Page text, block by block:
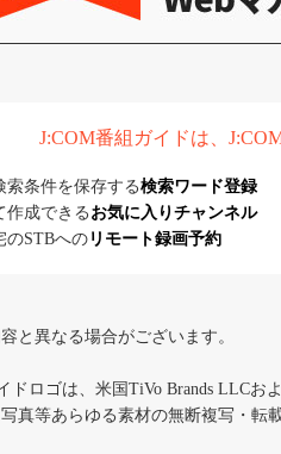
J:COM番組ガイドは、
索条件を保存する検索ワード登録
作成できる お気に入りチャンネル
のSTBへの リモート録画予約
と異なる場合がございます。
ドロゴは、米国TiVo Brands LLC
真等あらゆる素材の無断複写・転